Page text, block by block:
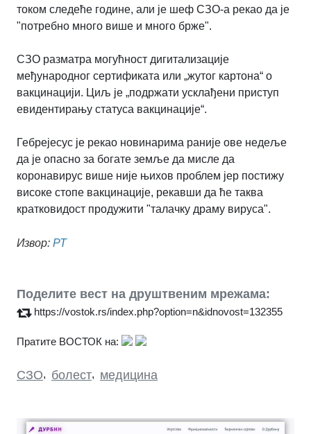
током следеће године, али је шеф СЗО-а рекао да је
"потребно много више и много брже".
СЗО разматра могућност дигитализације
међународног сертификата или „жутог картона“ о
вакцинацији. Циљ је „подржати усклађени приступ
евидентирању статуса вакцинације“.
Гебрејесус је рекао новинарима раније ове недеље
да је опасно за богате земље да мисле да
коронавирус више није њихов проблем јер постижу
високе стопе вакцинације, рекавши да ће таква
кратковидост продужити "талачку драму вируса".
Извор: РТ
Поделите вест на друштвеним мрежама:
https://vostok.rs/index.php?option=n&idnovost=132355
Пратите ВОСТОК на:
СЗО, болест, медицина